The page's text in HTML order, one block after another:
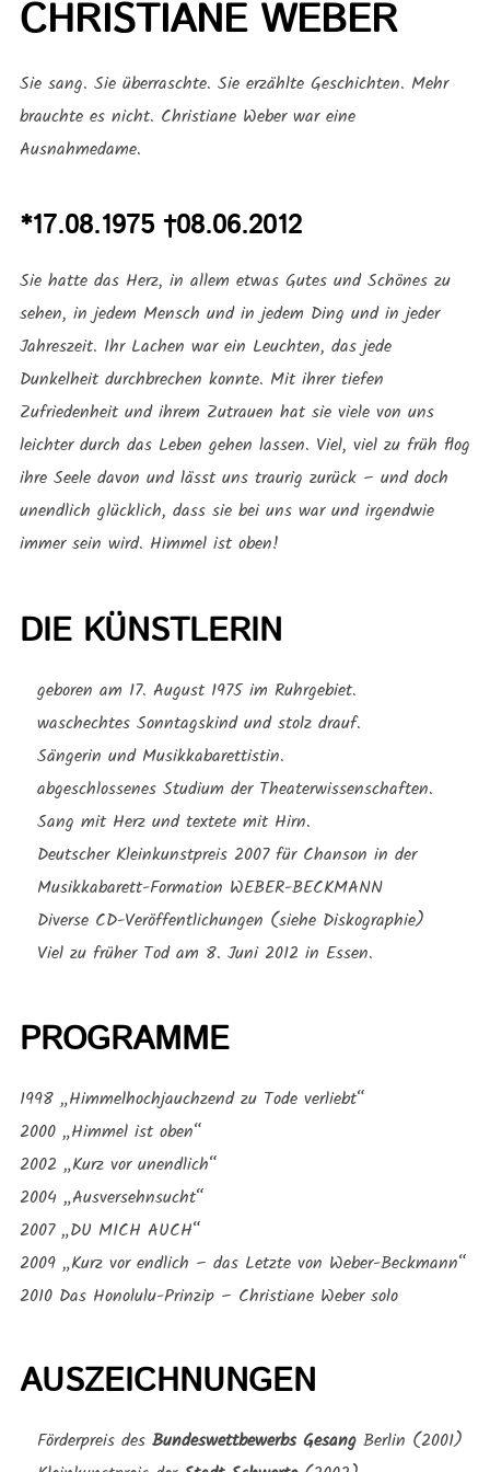
CHRISTIANE WEBER
Sie sang. Sie überraschte. Sie erzählte Geschichten. Mehr
brauchte es nicht. Christiane Weber war eine
Ausnahmedame.
*17.08.1975 †08.06.2012
Sie hatte das Herz, in allem etwas Gutes und Schönes zu
sehen, in jedem Mensch und in jedem Ding und in jeder
Jahreszeit. Ihr Lachen war ein Leuchten, das jede
Dunkelheit durchbrechen konnte. Mit ihrer tiefen
Zufriedenheit und ihrem Zutrauen hat sie viele von uns
leichter durch das Leben gehen lassen. Viel, viel zu früh flog
ihre Seele davon und lässt uns traurig zurück – und doch
unendlich glücklich, dass sie bei uns war und irgendwie
immer sein wird. Himmel ist oben!
DIE KÜNSTLERIN
geboren am 17. August 1975 im Ruhrgebiet.
waschechtes Sonntagskind und stolz drauf.
Sängerin und Musikkabarettistin.
abgeschlossenes Studium der Theaterwissenschaften.
Sang mit Herz und textete mit Hirn.
Deutscher Kleinkunstpreis 2007 für Chanson in der
Musikkabarett-Formation WEBER-BECKMANN
Diverse CD-Veröffentlichungen (siehe Diskographie)
Viel zu früher Tod am 8. Juni 2012 in Essen.
PROGRAMME
1998 „Himmelhochjauchzend zu Tode verliebt“
2000 „Himmel ist oben“
2002 „Kurz vor unendlich“
2004 „Ausversehnsucht“
2007 „DU MICH AUCH“
2009 „Kurz vor endlich – das Letzte von Weber-Beckmann“
2010 Das Honolulu-Prinzip – Christiane Weber solo
AUSZEICHNUNGEN
Förderpreis des Bundeswettbewerbs GesangBerlin (2001)